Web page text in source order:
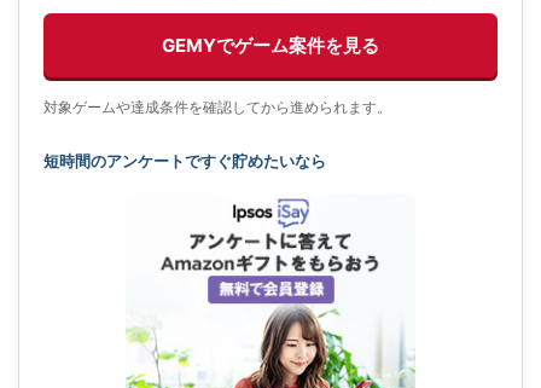
GEMYでゲーム案件を見る
対象ゲームや達成条件を確認してから進められます。
短時間のアンケートですぐ貯めたいなら